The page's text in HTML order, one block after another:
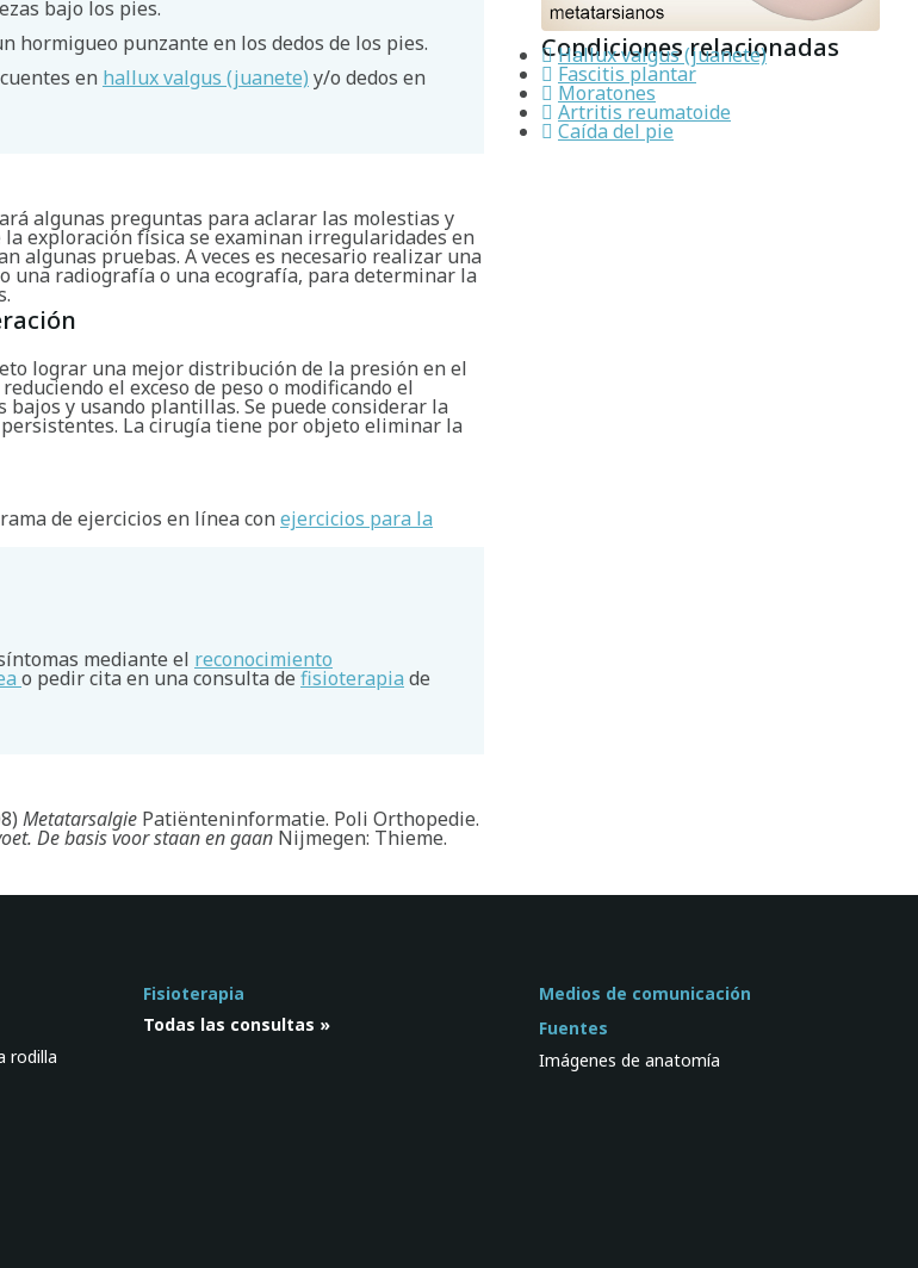
bajo los pies.
hormigueo punzante en los dedos de los pies.
en hallux valgus (juanete) y/o dedos en
algunas preguntas para aclarar las molestias y
exploración física se examinan irregularidades en
algunas pruebas. A veces es necesario realizar una
una radiografía o una ecografía, para determinar la
lograr una mejor distribución de la presión en el
el exceso de peso o modificando el
bajos y usando plantillas. Se puede considerar la
La cirugía tiene por objeto eliminar la
de ejercicios en línea con ejercicios para la
mediante el reconocimiento
o pedir cita en una consulta de fisioterapia de
Metatarsalgie Patiënteninformatie. Poli Orthopedie.
De basis voor staan en gaan Nijmegen: Thieme.
Condiciones relacionadas
Hallux valgus (juanete)
Fascitis plantar
Moratones
Artritis reumatoide
Caída del pie
rodilla
Fisioterapia
Todas las consultas »
Medios de comunicación
Fuentes
Imágenes de anatomía